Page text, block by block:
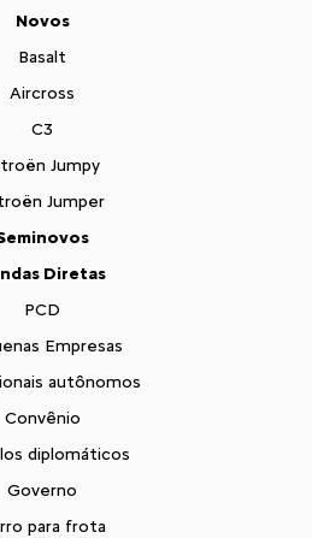
Novos
Basalt
Aircross
C3
Jumpy
Jumper
Diretas
PCD
Empresas
autônomos
Convênio
diplomáticos
Governo
para frota